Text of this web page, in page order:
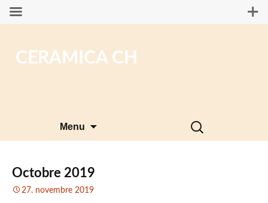
CERAMICA CH
Menu
Rechercher :
Octobre 2019
27. novembre 2019